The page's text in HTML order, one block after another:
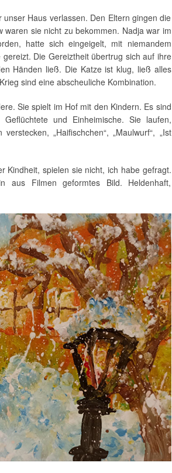
Haus verlassen. Den Eltern gingen die
waren sie nicht zu bekommen. Nadja war im
hatte sich eingeigelt, mit niemandem
Die Gereiztheit übertrug sich auf ihre
Händen ließ. Die Katze ist klug, ließ alles
sind eine abscheuliche Kombination.
Sie spielt im Hof mit den Kindern. Es sind
und Einheimische. Sie laufen,
„Haifischchen“, „Maulwurf“, „Ist
Kindheit, spielen sie nicht, ich habe gefragt.
Filmen geformtes Bild. Heldenhaft,